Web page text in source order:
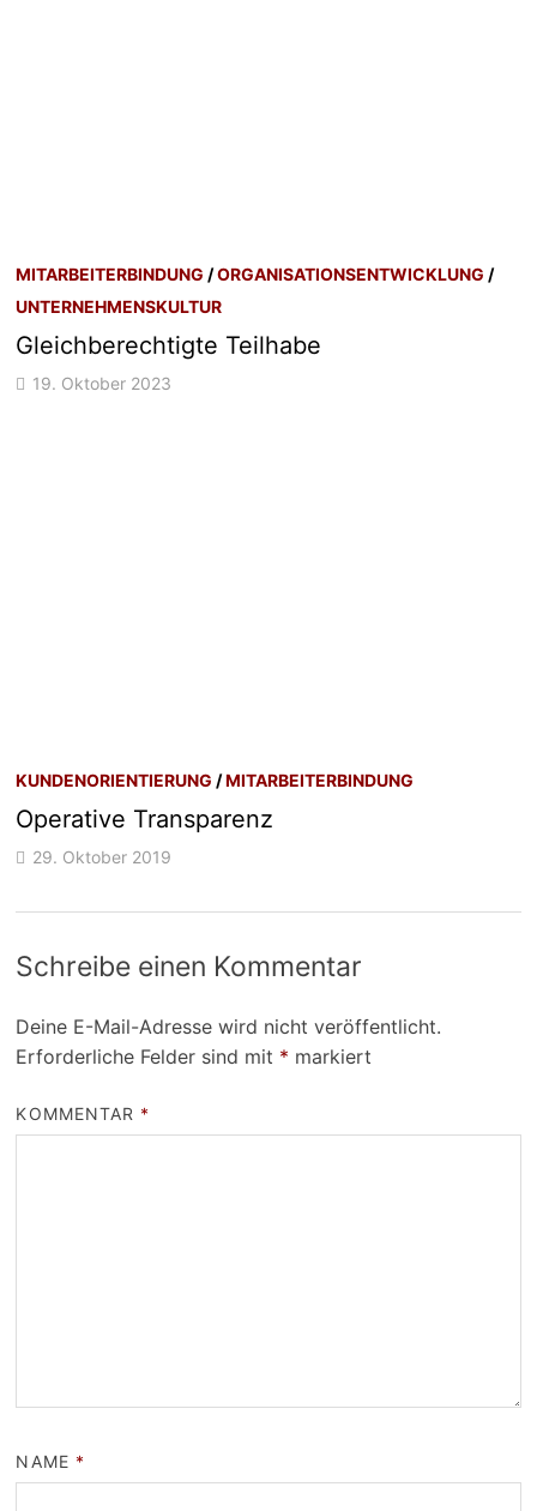
MITARBEITERBINDUNG /ORGANISATIONSENTWICKLUNG /
UNTERNEHMENSKULTUR
Gleichberechtigte Teilhabe
19. Oktober 2023
KUNDENORIENTIERUNG /MITARBEITERBINDUNG
Operative Transparenz
29. Oktober 2019
Schreibe einen Kommentar
Deine E-Mail-Adresse wird nicht veröffentlicht.
Erforderliche Felder sind mit * markiert
KOMMENTAR *
NAME *